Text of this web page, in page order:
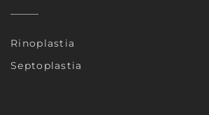
Rinoplastia
Septoplastia